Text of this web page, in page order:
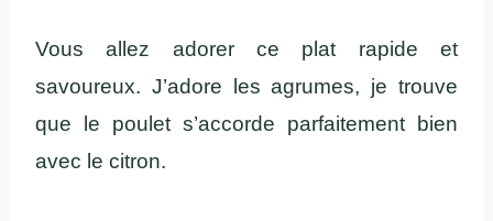
Vous allez adorer ce plat rapide et
savoureux. J’adore les agrumes, je trouve
que le poulet s’accorde parfaitement bien
avec le citron.